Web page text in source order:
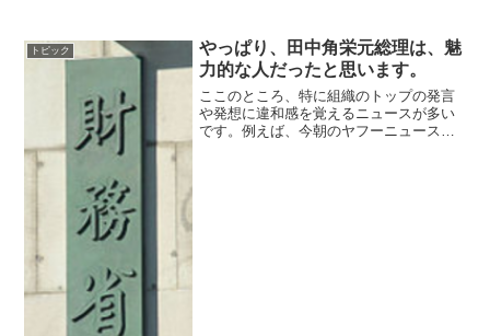
ろ、なんと、小池氏の当選を強力に応援
する助っ人が登場しました。...
トピック
やっぱり、田中角栄元総理は、魅
力的な人だったと思います。
ここのところ、特に組織のトップの発言
や発想に違和感を覚えるニュースが多い
です。例えば、今朝のヤフーニュース財